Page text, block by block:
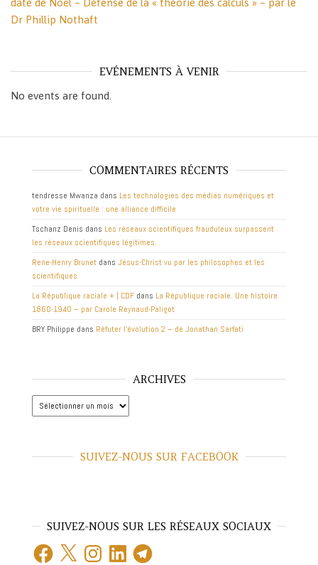
date de Noël – Défense de la « théorie des calculs » – par le
Dr Phillip Nothaft
EVÉNEMENTS À VENIR
No events are found.
COMMENTAIRES RÉCENTS
tendresse Mwanza dans Les technologies des médias numériques et
votre vie spirituelle : une alliance difficile
Tschanz Denis dans Les réseaux scientifiques frauduleux surpassent
les réseaux scientifiques légitimes.
Rene-Henry Brunet dans Jésus-Christ vu par les philosophes et les
scientifiques
La République raciale + | CDF dans La République raciale. Une histoire.
1860-1940 – par Carole Reynaud-Paligot
BRY Philippe dans Réfuter l’évolution 2 – de Jonathan Sarfati
ARCHIVES
Archives
SUIVEZ-NOUS SUR FACEBOOK
SUIVEZ-NOUS SUR LES RÉSEAUX SOCIAUX
Facebook InstagramLinkedIn Telegram